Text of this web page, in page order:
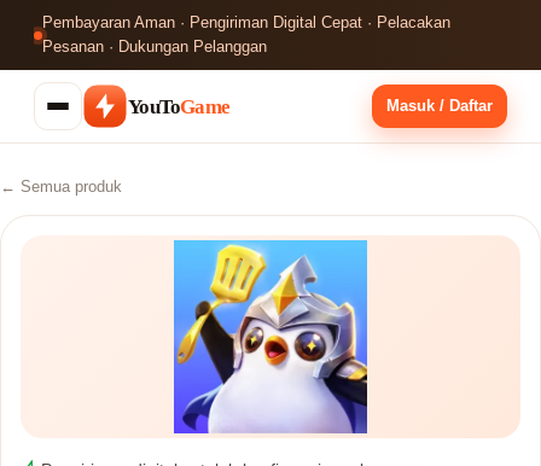
Pembayaran Aman · Pengiriman Digital Cepat · Pelacakan
Pesanan · Dukungan Pelanggan
YouToGame Masuk / Daftar
← Semua produk